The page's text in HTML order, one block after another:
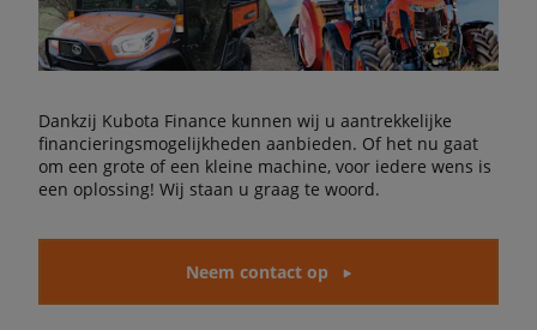
Dankzij Kubota Finance kunnen wij u aantrekkelijke
financieringsmogelijkheden aanbieden. Of het nu gaat
om een grote of een kleine machine, voor iedere wens is
een oplossing! Wij staan u graag te woord.
Neem contact op